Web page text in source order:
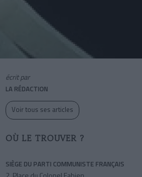
écrit par
LA RÉDACTION
Voir tous ses articles
OÙ LE TROUVER ?
SIÈGE DU PARTI COMMUNISTE FRANÇAIS